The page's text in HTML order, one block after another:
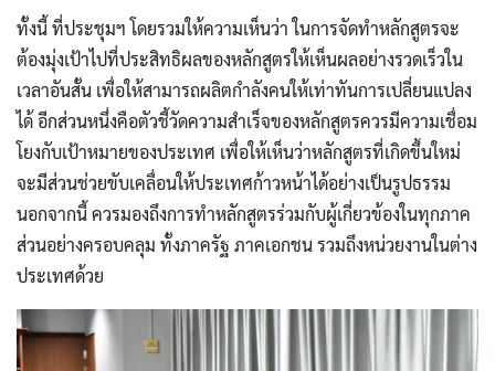
ทั้งนี้ ที่ประชุมฯ โดยรวมให้ความเห็นว่า ในการจัดทำหลักสูตรจะ
ต้องมุ่งเป้าไปที่ประสิทธิผลของหลักสูตรให้เห็นผลอย่างรวดเร็วใน
เวลาอันสั้น เพื่อให้สามารถผลิตกำลังคนให้เท่าทันการเปลี่ยนแปลง
ได้ อีกส่วนหนึ่งคือตัวชี้วัดความสำเร็จของหลักสูตรควรมีความเชื่อม
โยงกับเป้าหมายของประเทศ เพื่อให้เห็นว่าหลักสูตรที่เกิดขึ้นใหม่
จะมีส่วนช่วยขับเคลื่อนให้ประเทศก้าวหน้าได้อย่างเป็นรูปธรรม
นอกจากนี้ ควรมองถึงการทำหลักสูตรร่วมกับผู้เกี่ยวข้องในทุกภาค
ส่วนอย่างครอบคลุม ทั้งภาครัฐ ภาคเอกชน รวมถึงหน่วยงานในต่าง
ประเทศด้วย